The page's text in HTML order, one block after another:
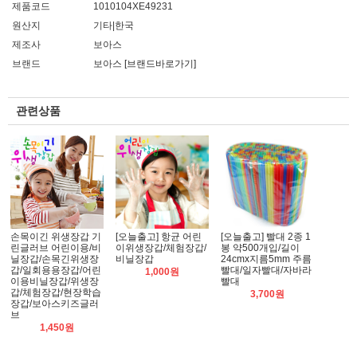
제품코드
1010104XE49231
원산지
기타|한국
제조사
보아스
브랜드
보아스 [브랜드바로가기]
관련상품
손목이긴 위생장갑 기
린글러브 어린이용/비
닐장갑/손목긴위생장
갑/일회용용장갑/어린
이용비닐장갑/위생장
갑/체험장갑/현장학습
장갑/보아스키즈글러
브
1,450원
[오늘출고] 항균 어린
이위생장갑/체험장갑/
비닐장갑
1,000원
[오늘출고] 빨대 2종 1
봉 약500개입/길이
24cmx지름5mm 주름
빨대/일자빨대/자바라
빨대
3,700원